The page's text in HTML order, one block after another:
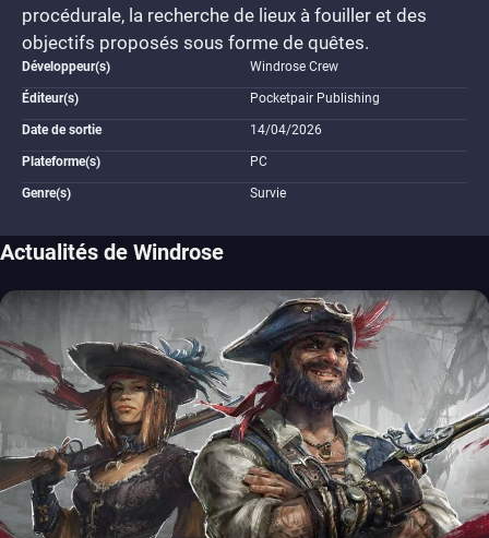
procédurale, la recherche de lieux à fouiller et des
objectifs proposés sous forme de quêtes.
Développeur(s) Windrose Crew
Éditeur(s) Pocketpair Publishing
Date de sortie 14/04/2026
Plateforme(s) PC
Genre(s) Survie
Actualités de Windrose